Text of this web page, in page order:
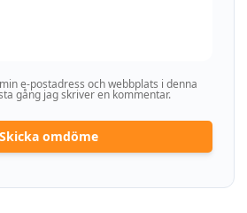
e-postadress och webbplats i denna
gång jag skriver en kommentar.
Skicka omdöme